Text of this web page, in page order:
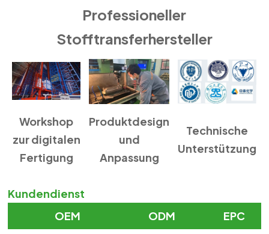
Professioneller
Stofftransferhersteller
Workshop
zur digitalen
Fertigung
Produktdesign
und
Anpassung
Technische
Unterstützung
Kundendienst
OEM
ODM EPC